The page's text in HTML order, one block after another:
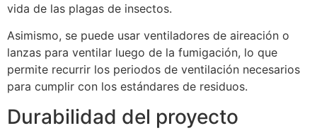
vida de las plagas de insectos.
Asimismo, se puede usar ventiladores de aireación o
lanzas para ventilar luego de la fumigación, lo que
permite recurrir los periodos de ventilación necesarios
para cumplir con los estándares de residuos.
Durabilidad del proyecto